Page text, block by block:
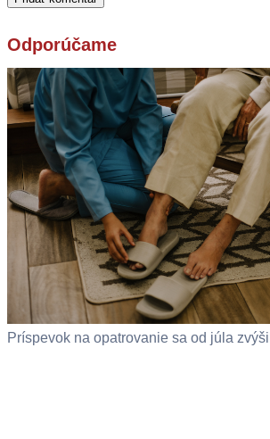
Odporúčame
Príspevok na opatrovanie sa od júla zvýšil